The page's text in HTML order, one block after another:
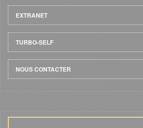
EXTRANET
TURBO-SELF
NOUS CONTACTER